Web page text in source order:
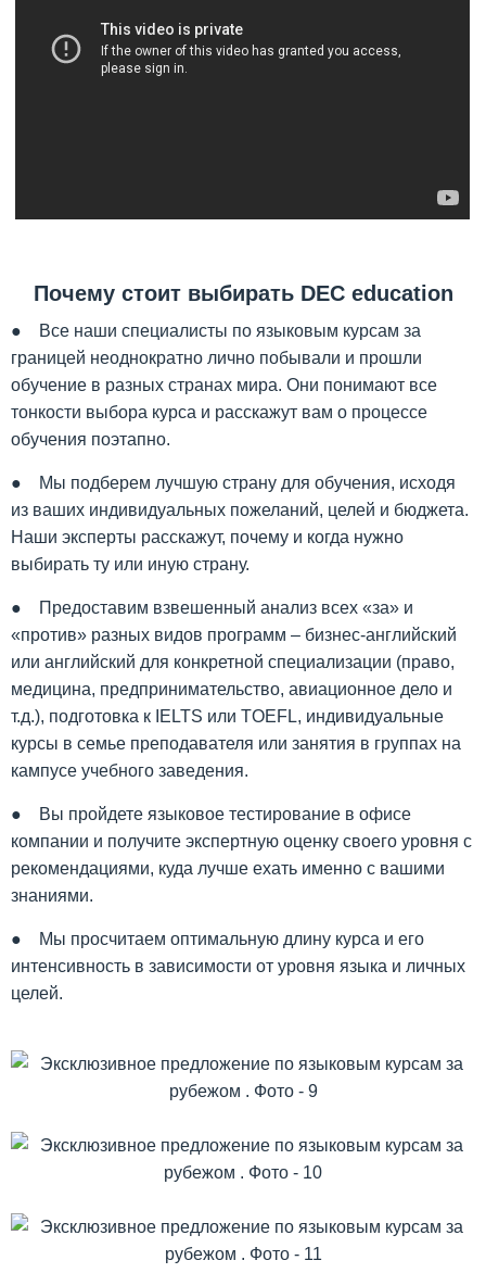
Почему стоит выбирать DEC education
● Все наши специалисты по языковым курсам за
границей неоднократно лично побывали и прошли
обучение в разных странах мира. Они понимают все
тонкости выбора курса и расскажут вам о процессе
обучения поэтапно.
● Мы подберем лучшую страну для обучения, исходя
из ваших индивидуальных пожеланий, целей и бюджета.
Наши эксперты расскажут, почему и когда нужно
выбирать ту или иную страну.
● Предоставим взвешенный анализ всех «за» и
«против» разных видов программ – бизнес-английский
или английский для конкретной специализации (право,
медицина, предпринимательство, авиационное дело и
т.д.), подготовка к IELTS или TOEFL, индивидуальные
курсы в семье преподавателя или занятия в группах на
кампусе учебного заведения.
● Вы пройдете языковое тестирование в офисе
компании и получите экспертную оценку своего уровня с
рекомендациями, куда лучше ехать именно с вашими
знаниями.
● Мы просчитаем оптимальную длину курса и его
интенсивность в зависимости от уровня языка и личных
целей.